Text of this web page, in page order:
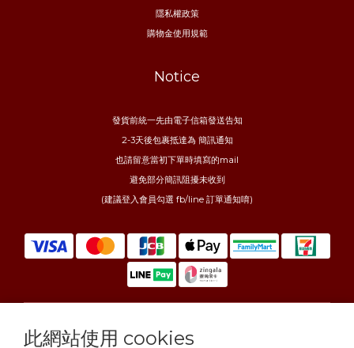
此網站使用 cookies
隱私權政策
購物金使用規範
Notice
發貨前統一先由電子信箱發送告知
2-3天後包裹抵達為 簡訊通知
也請留意當初下單時填寫的mail
避免部分簡訊阻擾未收到
(建議登入會員勾選 fb/line 訂單通知唷)
$ TWD 繁體中文